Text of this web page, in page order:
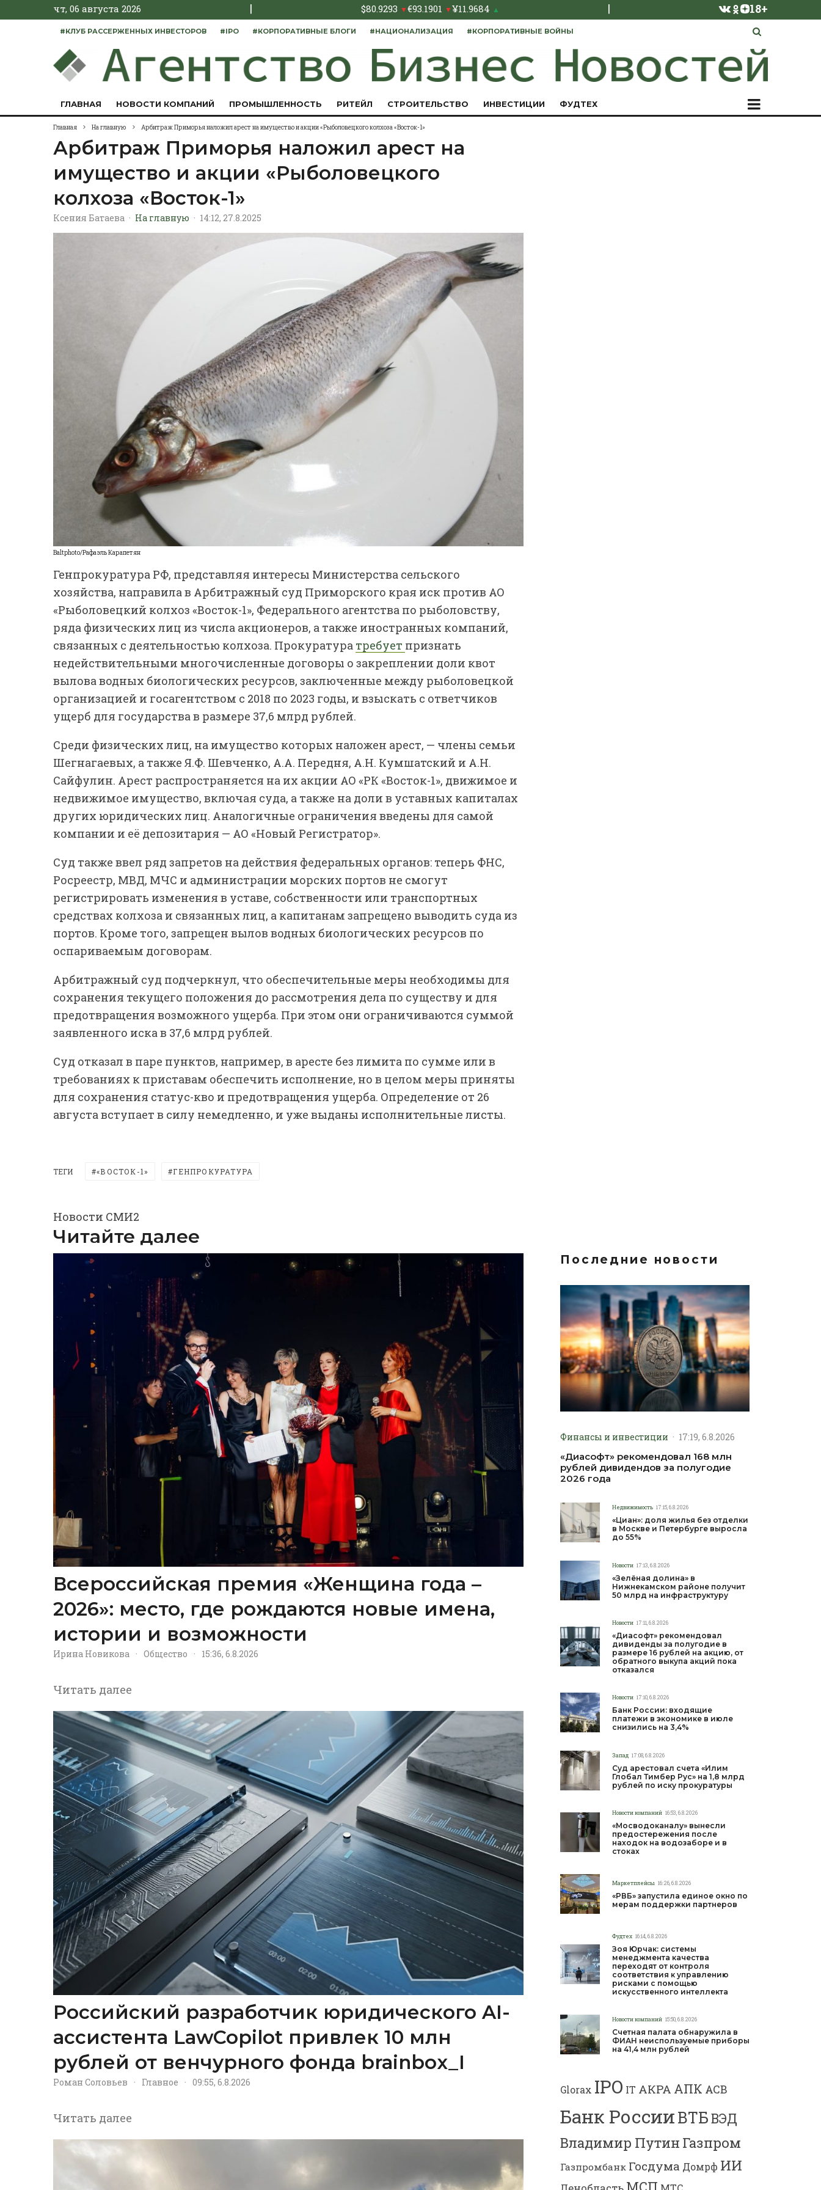
чт, 06 августа 2026 | $80.9293 ▼€93.1901 ▼¥11.9684 ▲ | 18+
#КЛУБ РАССЕРЖЕННЫХ ИНВЕСТОРОВ #IPO #КОРПОРАТИВНЫЕ БЛОГИ #НАЦИОНАЛИЗАЦИЯ #КОРПОРАТИВНЫЕ ВОЙНЫ
ГЛАВНАЯ НОВОСТИ КОМПАНИЙ ПРОМЫШЛЕННОСТЬ РИТЕЙЛ СТРОИТЕЛЬСТВО ИНВЕСТИЦИИ ФУДТЕХ
Главная На главную Арбитраж Приморья наложил арест на имущество и акции «Рыболовецкого колхоза «Восток-1»
Арбитраж Приморья наложил арест на
имущество и акции «Рыболовецкого
колхоза «Восток-1»
Ксения Батаева · На главную · 14:12, 27.8.2025
Baltphoto/Рафаэль Карапетян
Генпрокуратура РФ, представляя интересы Министерства сельского
хозяйства, направила в Арбитражный суд Приморского края иск против АО
«Рыболовецкий колхоз «Восток-1», Федерального агентства по рыболовству,
ряда физических лиц из числа акционеров, а также иностранных компаний,
связанных с деятельностью колхоза. Прокуратура требует признать
недействительными многочисленные договоры о закреплении доли квот
вылова водных биологических ресурсов, заключенные между рыболовецкой
организацией и госагентством с 2018 по 2023 годы, и взыскать с ответчиков
ущерб для государства в размере 37,6 млрд рублей.
Среди физических лиц, на имущество которых наложен арест, — члены семьи
Шегнагаевых, а также Я.Ф. Шевченко, А.А. Передня, А.Н. Кумшатский и А.Н.
Сайфулин. Арест распространяется на их акции АО «РК «Восток-1», движимое и
недвижимое имущество, включая суда, а также на доли в уставных капиталах
других юридических лиц. Аналогичные ограничения введены для самой
компании и её депозитария — АО «Новый Регистратор».
Суд также ввел ряд запретов на действия федеральных органов: теперь ФНС,
Росреестр, МВД, МЧС и администрации морских портов не смогут
регистрировать изменения в уставе, собственности или транспортных
средствах колхоза и связанных лиц, а капитанам запрещено выводить суда из
портов. Кроме того, запрещен вылов водных биологических ресурсов по
оспариваемым договорам.
Арбитражный суд подчеркнул, что обеспечительные меры необходимы для
сохранения текущего положения до рассмотрения дела по существу и для
предотвращения возможного ущерба. При этом они ограничиваются суммой
заявленного иска в 37,6 млрд рублей.
Суд отказал в паре пунктов, например, в аресте без лимита по сумме или в
требованиях к приставам обеспечить исполнение, но в целом меры приняты
для сохранения статус-кво и предотвращения ущерба. Определение от 26
августа вступает в силу немедленно, и уже выданы исполнительные листы.
ТЕГИ «ВОСТОК-1» ГЕНПРОКУРАТУРА
Новости СМИ2
Читайте далее
Всероссийская премия «Женщина года –
2026»: место, где рождаются новые имена,
истории и возможности
Ирина Новикова · Общество · 15:36, 6.8.2026
Читать далее
Российский разработчик юридического AI-
ассистента LawCopilot привлек 10 млн
рублей от венчурного фонда brainbox_I
Роман Соловьев · Главное · 09:55, 6.8.2026
Читать далее
Последние новости
Финансы и инвестиции · 17:19, 6.8.2026
«Диасофт» рекомендовал 168 млн
рублей дивидендов за полугодие
2026 года
Недвижимость 17:15, 6.8.2026
«Циан»: доля жилья без отделки
в Москве и Петербурге выросла
до 55%
Новости 17:13, 6.8.2026
«Зелёная долина» в
Нижнекамском районе получит
50 млрд на инфраструктуру
Новости 17:11, 6.8.2026
«Диасофт» рекомендовал
дивиденды за полугодие в
размере 16 рублей на акцию, от
обратного выкупа акций пока
отказался
Новости 17:10, 6.8.2026
Банк России: входящие
платежи в экономике в июле
снизились на 3,4%
Запад 17:08, 6.8.2026
Суд арестовал счета «Илим
Глобал Тимбер Рус» на 1,8 млрд
рублей по иску прокуратуры
Новости компаний 16:53, 6.8.2026
«Мосводоканалу» вынесли
предостережения после
находок на водозаборе и в
стоках
Маркетплейсы 16:26, 6.8.2026
«РВБ» запустила единое окно по
мерам поддержки партнеров
Фудтех 16:14, 6.8.2026
Зоя Юрчак: системы
менеджмента качества
переходят от контроля
соответствия к управлению
рисками с помощью
искусственного интеллекта
Новости компаний 15:50, 6.8.2026
Счетная палата обнаружила в
ФИАН неиспользуемые приборы
на 41,4 млн рублей
Glorax IPO IT АКРА АПК АСВ
Банк РоссииВТБВЭД
Владимир Путин Газпром
Газпромбанк Госдума Домрф ИИ